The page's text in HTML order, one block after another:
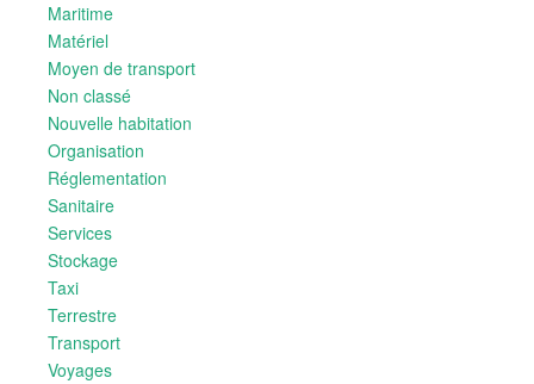
Maritime
Matériel
Moyen de transport
Non classé
Nouvelle habitation
Organisation
Réglementation
Sanitaire
Services
Stockage
Taxi
Terrestre
Transport
Voyages